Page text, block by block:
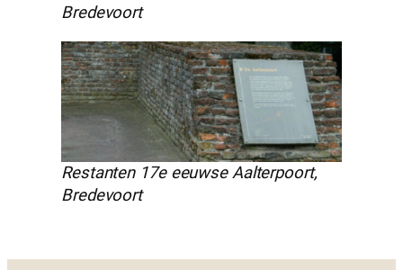
Bredevoort
Restanten 17e eeuwse Aalterpoort,
Bredevoort